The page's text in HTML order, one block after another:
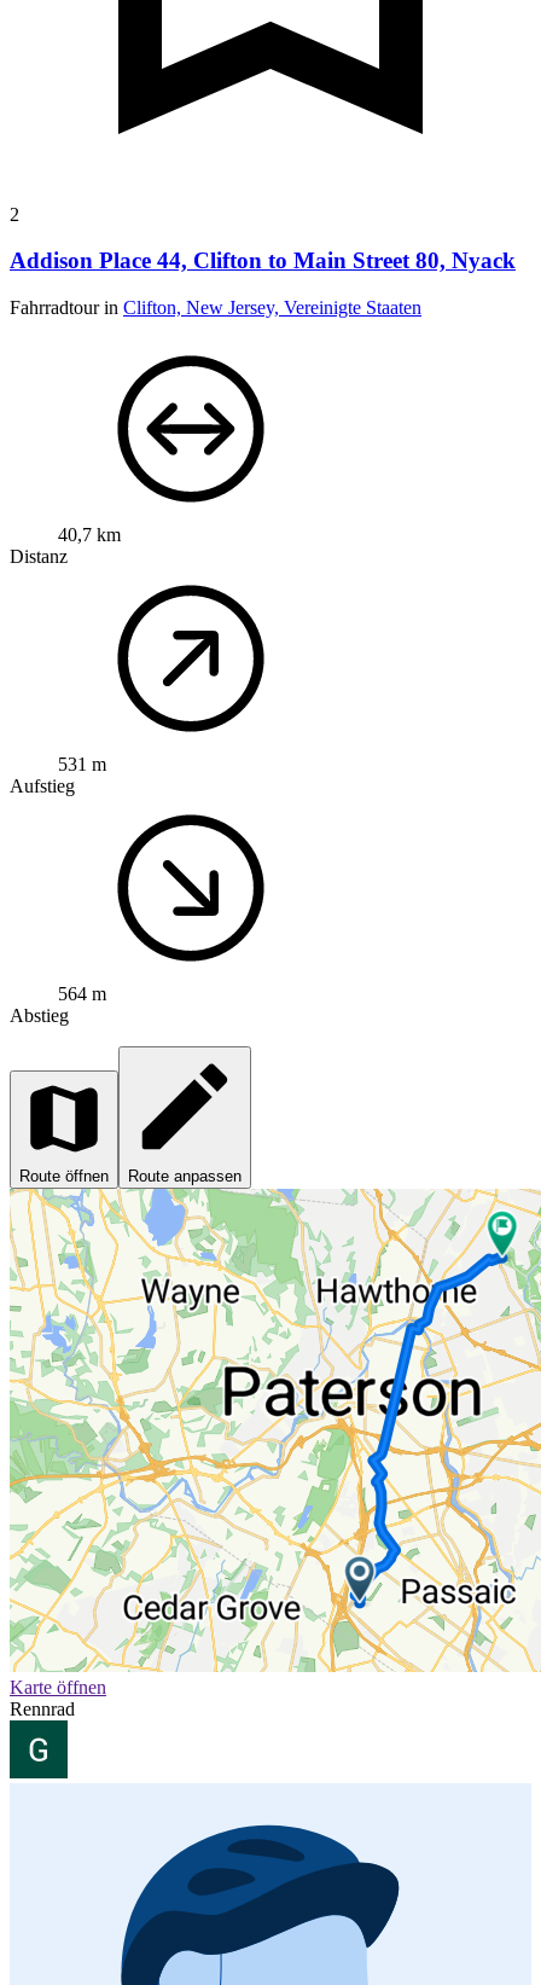
2
Addison Place 44, Clifton to Main Street 80, Nyack
Fahrradtour in Clifton, New Jersey, Vereinigte Staaten
40,7 km
Distanz
531 m
Aufstieg
564 m
Abstieg
Route öffnen Route anpassen
Karte öffnen
Rennrad